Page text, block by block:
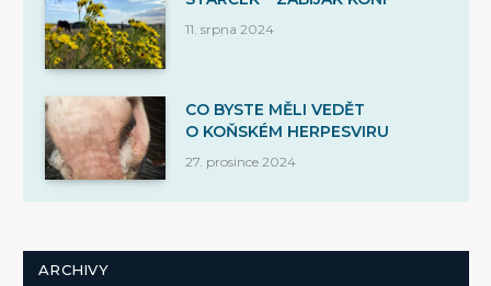
11. srpna 2024
CO BYSTE MĚLI VEDĚT
O KOŇSKÉM HERPESVIRU
27. prosince 2024
ARCHIVY